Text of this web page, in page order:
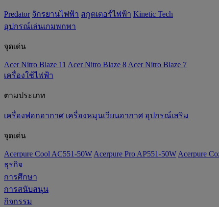
Predator จักรยานไฟฟ้า สกูตเตอร์ไฟฟ้า Kinetic Tech
อุปกรณ์เล่นเกมพกพา
จุดเด่น
Acer Nitro Blaze 11 Acer Nitro Blaze 8 Acer Nitro Blaze 7
เครื่องใช้ไฟฟ้า
ตามประเภท
เครื่องฟอกอากาศ เครื่องหมุนเวียนอากาศ อุปกรณ์เสริม
จุดเด่น
Acerpure Cool AC551-50W Acerpure Pro AP551-50W Acerpure
ธุรกิจ
การศึกษา
การสนับสนุน
กิจกรรม